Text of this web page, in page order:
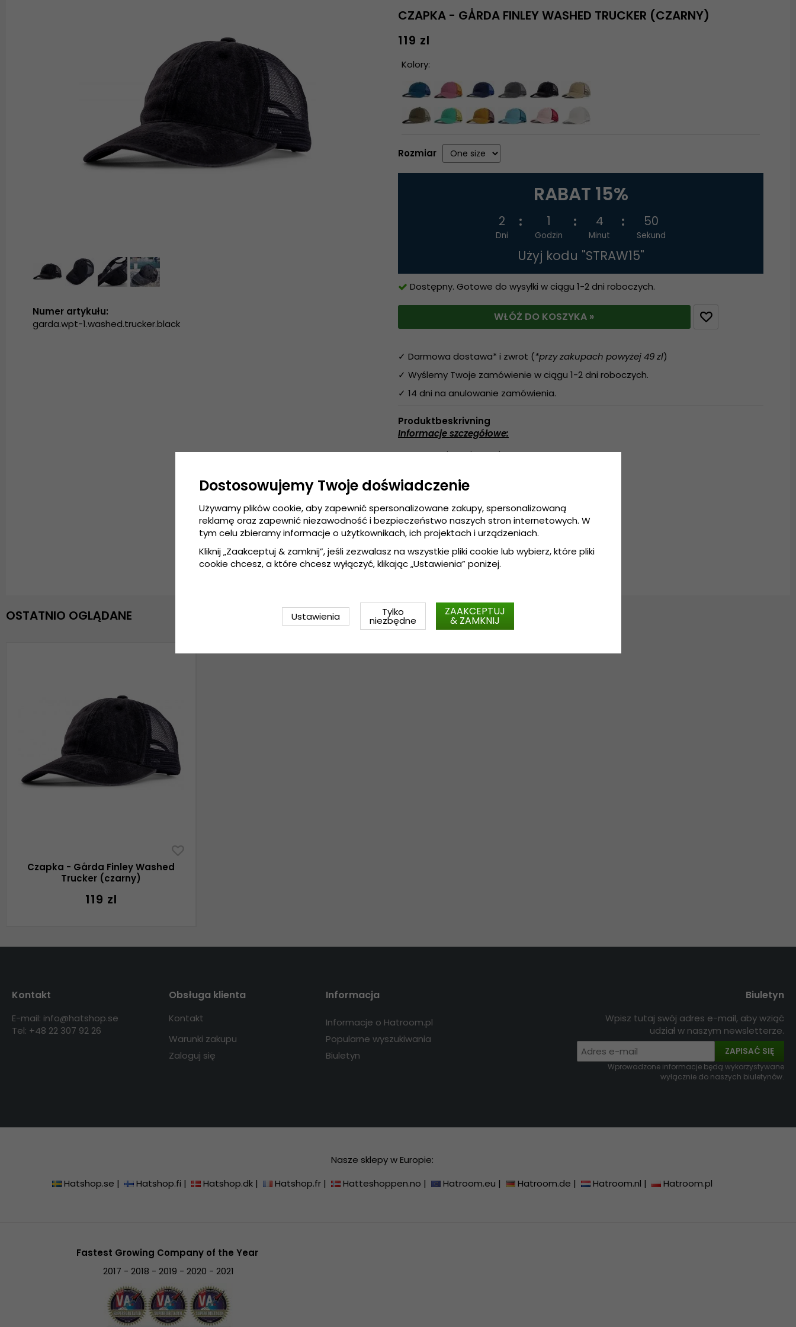
CZAPKA - GÅRDA FINLEY WASHED TRUCKER (CZARNY)
119 zl
Kolory:
Rozmiar
RABAT 15%
2
Dni
1
Godzin
4
Minut
49
Sekund
Użyj kodu "STRAW15"
Dostępny. Gotowe do wysyłki w ciągu 1-2 dni roboczych.
WŁÓŻ DO KOSZYKA »
✓ Darmowa dostawa* i zwrot (*przy zakupach powyżej 49 zl)
✓ Wyślemy Twoje zamówienie w ciągu 1-2 dni roboczych.
✓ 14 dni na anulowanie zamówienia.
Produktbeskrivning
Informacje szczegółowe:
Rozmiar uniwersalny
Przewodnik po rozmiarach:Rozmiar uniwersalny
Numer artykułu:
garda.wpt-1.washed.trucker.black
OSTATNIO OGLĄDANE
Czapka - Gårda Finley Washed
Trucker (czarny)
119 zl
Kontakt
E-mail: info@hatshop.se
Tel: +48 22 307 92 26
Obsługa klienta
Kontakt
Warunki zakupu
Zaloguj się
Informacja
Informacje o Hatroom.pl
Popularne wyszukiwania
Biuletyn
Biuletyn
Wpisz tutaj swój adres e-mail, aby wziąć
udział w naszym newsletterze.
ZAPISAĆ SIĘ
Wprowadzone informacje będą wykorzystywane
wyłącznie do naszych biuletynów.
Nasze sklepy w Europie:
Hatshop.se | Hatshop.fi | Hatshop.dk | Hatshop.fr | Hatteshoppen.no | Hatroom.eu | Hatroom.de | Hatroom.nl | Hatroom.pl
Fastest Growing Company of the Year
2017 - 2018 - 2019 - 2020 - 2021
Dostosowujemy Twoje doświadczenie
Używamy plików cookie, aby zapewnić spersonalizowane zakupy, spersonalizowaną
reklamę oraz zapewnić niezawodność i bezpieczeństwo naszych stron internetowych. W
tym celu zbieramy informacje o użytkownikach, ich projektach i urządzeniach.
Kliknij „Zaakceptuj & zamknij”, jeśli zezwalasz na wszystkie pliki cookie lub wybierz, które pliki
cookie chcesz, a które chcesz wyłączyć, klikając „Ustawienia” poniżej.
Ustawienia Tylko
niezbędne
ZAAKCEPTUJ
& ZAMKNIJ